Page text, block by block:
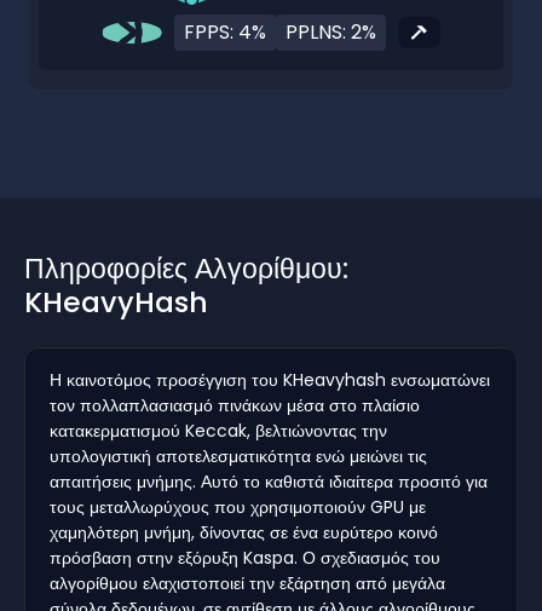
FPPS: 4% PPLNS: 2%
Πληροφορίες Αλγορίθμου:
KHeavyHash
Η καινοτόμος προσέγγιση του KHeavyhash ενσωματώνει
τον πολλαπλασιασμό πινάκων μέσα στο πλαίσιο
κατακερματισμού Keccak, βελτιώνοντας την
υπολογιστική αποτελεσματικότητα ενώ μειώνει τις
απαιτήσεις μνήμης. Αυτό το καθιστά ιδιαίτερα προσιτό για
τους μεταλλωρύχους που χρησιμοποιούν GPU με
χαμηλότερη μνήμη, δίνοντας σε ένα ευρύτερο κοινό
πρόσβαση στην εξόρυξη Kaspa. Ο σχεδιασμός του
αλγορίθμου ελαχιστοποιεί την εξάρτηση από μεγάλα